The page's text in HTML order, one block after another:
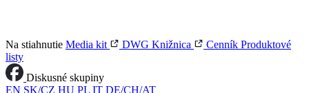
Na stiahnutie Media kit DWG Knižnica Cenník Produktové
listy
Diskusné skupiny
EN SK/CZ HU PL IT DE/CH/AT